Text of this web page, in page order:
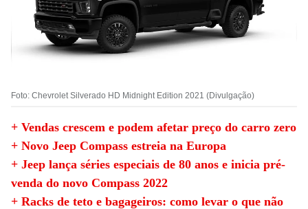
Foto: Chevrolet Silverado HD Midnight Edition 2021 (Divulgação)
+ Vendas crescem e podem afetar preço do carro zero
+ Novo Jeep Compass estreia na Europa
+ Jeep lança séries especiais de 80 anos e inicia pré-
venda do novo Compass 2022
+ Racks de teto e bagageiros: como levar o que não